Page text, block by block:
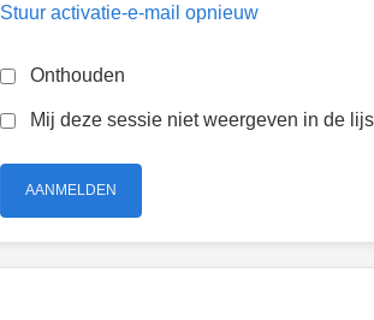
Stuur activatie-e-mail opnieuw
Onthouden
Mij deze sessie niet weergeven in de